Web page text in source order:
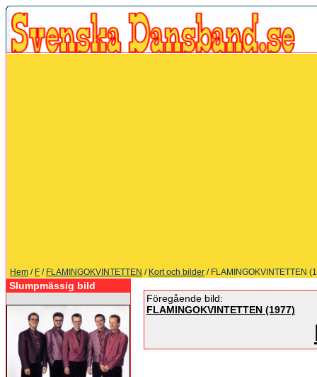
Hem / F / FLAMINGOKVINTETTEN / Kort och bilder / FLAMINGOKVINTETTEN
Slumpmässig bild
Föregående bild:
FLAMINGOKVINTETTEN (1977)